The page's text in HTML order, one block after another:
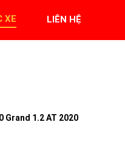
XE LIÊN HỆ
Grand 1.2 AT 2020